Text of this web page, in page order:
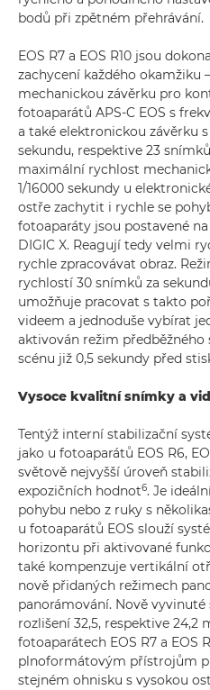
bodů při zpětném přehrávání.
EOS R7 a EOS R10 jsou
zachycení každého okamžiku
mechanickou závěrku pro
fotoaparátů APS-C EOS s
a také elektronickou závěrku
sekundu, respektive 23
maximální rychlost
1/16000 sekundy u
ostře zachytit i rychle se
fotoaparáty jsou postavené
DIGIC X. Reagují tedy velmi
rychle zpracovávat obraz.
rychlostí 30 snímků za
umožňuje pracovat s takto
videem a jednoduše vybírat
aktivován režim
scénu již 0,5 sekundy před
Vysoce kvalitní snímky a
Tentýž interní stabilizační
jako u fotoaparátů EOS R6,
světově nejvyšší úroveň
expozičních hodnot6. Je
pohybu nebo z ruky s
u fotoaparátů EOS slouží
horizontu při aktivované
také kompenzuje vertikální
nově přidaných režimech
panorámování. Nově
rozlišení 32,5, respektive 24,2
fotoaparátech EOS R7 a EOS
plnoformátovým přístrojům
stejném ohnisku s vysokou